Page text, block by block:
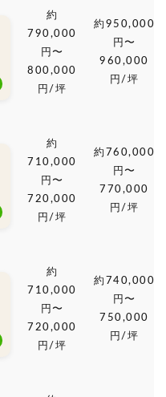
約
790,000
円〜
800,000
円/坪
約950,000
円〜
960,000
円/坪
約
710,000
円〜
720,000
円/坪
約760,000
円〜
770,000
円/坪
約
710,000
円〜
720,000
円/坪
約740,000
円〜
750,000
円/坪